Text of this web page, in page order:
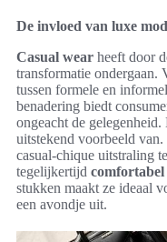
De invloed van luxe
Casual wear heeft door
transformatie ondergaan.
tussen formele en
benadering biedt
ongeacht de
uitstekend voorbeeld van.
casual-chique uitstraling
tegelijkertijd comfortabel
stukken maakt ze ideaal
een avondje uit.